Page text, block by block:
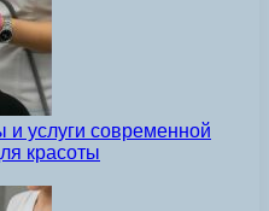
услуги современной
красоты